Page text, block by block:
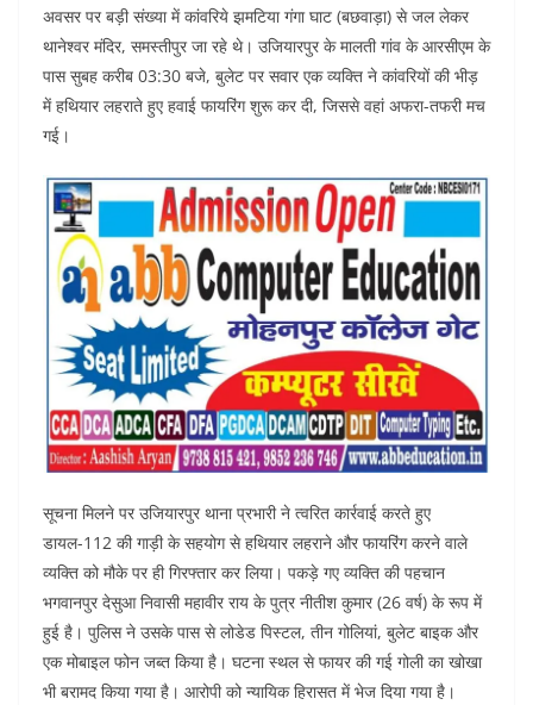
अवसर पर बड़ी संख्या में कांवरिये झमटिया गंगा घाट (बछवाड़ा) से जल लेकर
थानेश्वर मंदिर, समस्तीपुर जा रहे थे। उजियारपुर के मालती गांव के आरसीएम के
पास सुबह करीब 03:30 बजे, बुलेट पर सवार एक व्यक्ति ने कांवरियों की भीड़
में हथियार लहराते हुए हवाई फायरिंग शुरू कर दी, जिससे वहां अफरा-तफरी मच
गई।
सूचना मिलने पर उजियारपुर थाना प्रभारी ने त्वरित कार्रवाई करते हुए
डायल-112 की गाड़ी के सहयोग से हथियार लहराने और फायरिंग करने वाले
व्यक्ति को मौके पर ही गिरफ्तार कर लिया। पकड़े गए व्यक्ति की पहचान
भगवानपुर देसुआ निवासी महावीर राय के पुत्र नीतीश कुमार (26 वर्ष) के रूप में
हुई है। पुलिस ने उसके पास से लोडेड पिस्टल, तीन गोलियां, बुलेट बाइक और
एक मोबाइल फोन जब्त किया है। घटना स्थल से फायर की गई गोली का खोखा
भी बरामद किया गया है। आरोपी को न्यायिक हिरासत में भेज दिया गया है।